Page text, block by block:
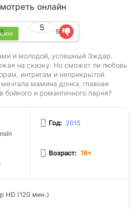
онлайн
5
5 5
и молодой, успешный Эждар.
на сказку. Но сможет ли любовь
интригам и неприкрытой
мамина дочка, главная
бойкого и романтичного парня?
Год: 2015
Возраст: 18+
HD (120 мин.)